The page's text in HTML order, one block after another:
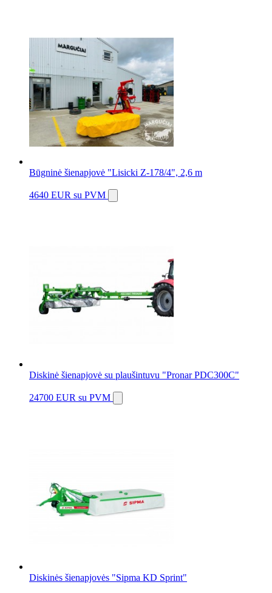
Būgninė šienapjovė "Lisicki Z-178/4", 2,6 m
4640 EUR su PVM
Diskinė šienapjovė su plaušintuvu "Pronar PDC300C"
24700 EUR su PVM
Diskinės šienapjovės "Sipma KD Sprint"